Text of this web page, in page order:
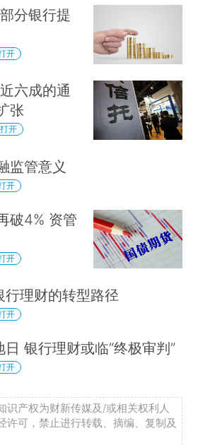
分银行提
开
六成的通
张
开
监管意义
开
破4% 资管
开
行理财的转型路径
开
日 银行理财或临“终极审判”
开
识产权为财新传媒及/或相关权利人
许可，禁止进行转载、摘编、复制及